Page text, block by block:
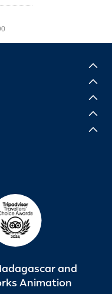
and
Animation